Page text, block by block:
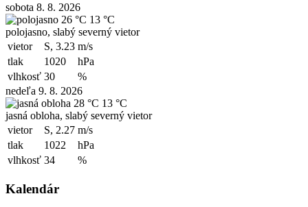
sobota 8. 8. 2026
26 °C 13 °C
polojasno, slabý severný vietor
vietor
S, 3.23 m/s
tlak
1020
hPa
vlhkosť 30
%
nedeľa 9. 8. 2026
28 °C 13 °C
jasná obloha, slabý severný vietor
vietor
S, 2.27 m/s
tlak
1022
hPa
vlhkosť 34 %
Kalendár